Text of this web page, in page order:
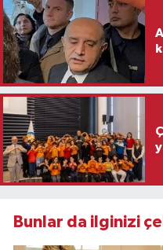
Bunlar da ilginizi